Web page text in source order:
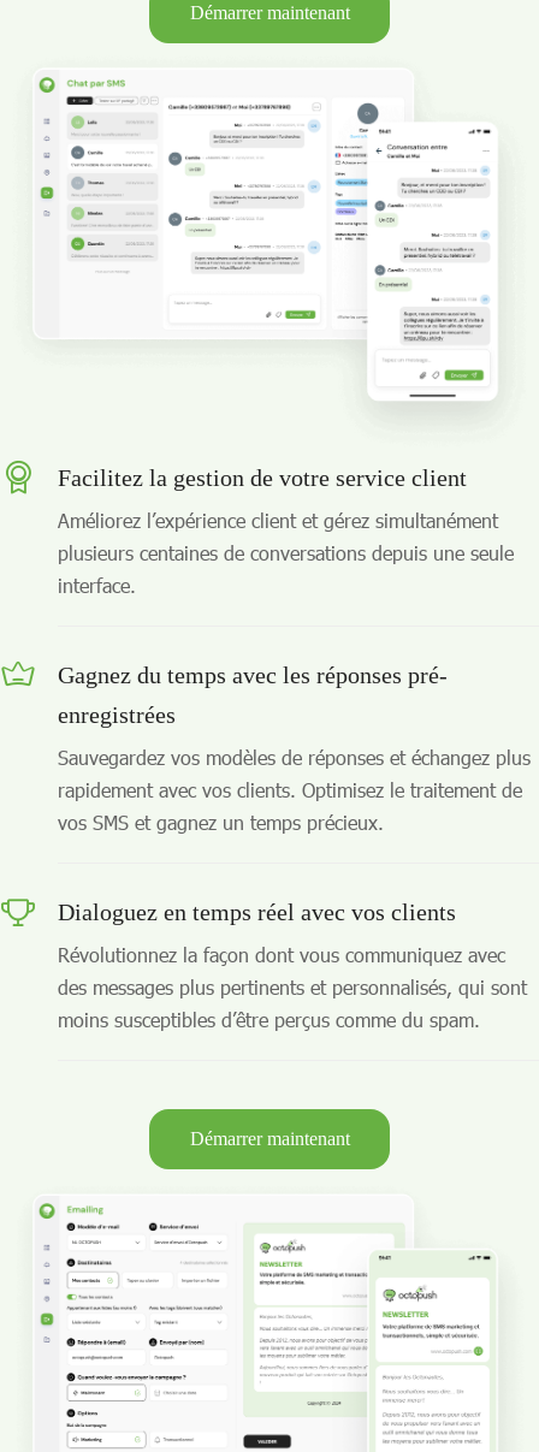
Démarrer maintenant
Facilitez la gestion de votre service client
Améliorez l’expérience client et gérez simultanément
plusieurs centaines de conversations depuis une seule
interface.
Gagnez du temps avec les réponses pré-
enregistrées
Sauvegardez vos modèles de réponses et échangez plus
rapidement avec vos clients. Optimisez le traitement de
vos SMS et gagnez un temps précieux.
Dialoguez en temps réel avec vos clients
Révolutionnez la façon dont vous communiquez avec
des messages plus pertinents et personnalisés, qui sont
moins susceptibles d’être perçus comme du spam.
Démarrer maintenant